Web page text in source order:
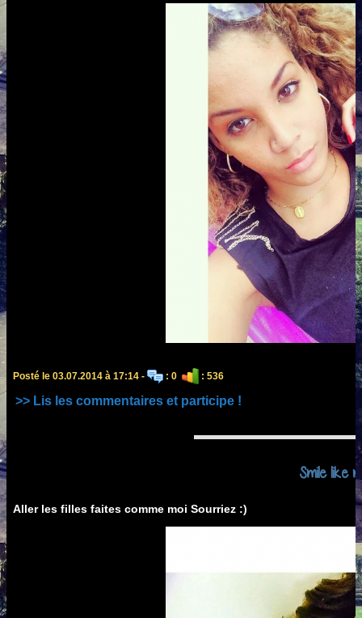
Posté le 03.07.2014 à 17:14 - : 0 : 536
>> Lis les commentaires et participe !
Smile like
Aller les filles faites comme moi Sourriez :)